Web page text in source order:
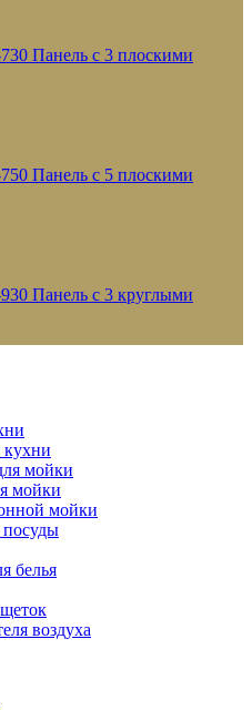
Панель с 3 плоскими
Панель с 5 плоскими
Панель с 3 круглыми
кухни
мойки
мойки
мойки
белья
воздуха